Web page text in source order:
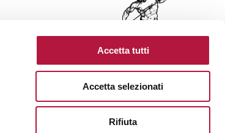
Accetta tutti
Accetta selezionati
Rifiuta